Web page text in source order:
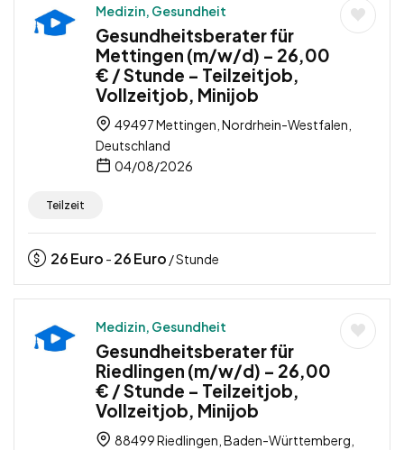
Medizin, Gesundheit
Gesundheitsberater für
Mettingen (m/w/d) – 26,00
€ / Stunde – Teilzeitjob,
Vollzeitjob, Minijob
49497 Mettingen, Nordrhein-Westfalen,
Deutschland
04/08/2026
Teilzeit
26Euro - 26Euro / Stunde
Medizin, Gesundheit
Gesundheitsberater für
Riedlingen (m/w/d) – 26,00
€ / Stunde – Teilzeitjob,
Vollzeitjob, Minijob
88499 Riedlingen, Baden-Württemberg,